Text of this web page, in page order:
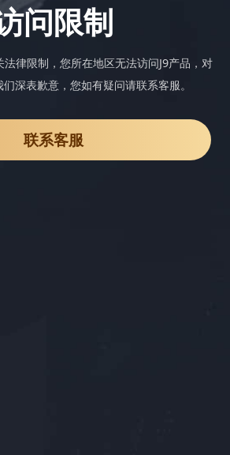
问限制
律限制，您所在地区无法访问J9产品，对
深表歉意，您如有疑问请联系客服。
联系客服